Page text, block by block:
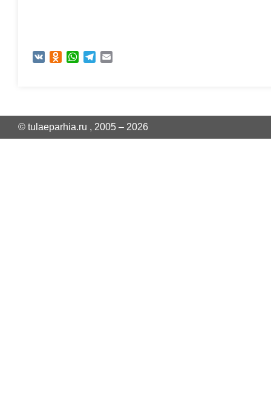
VK Odnoklassniki
WhatsAppTelegram
© tulaeparhia.ru , 2005 – 2026